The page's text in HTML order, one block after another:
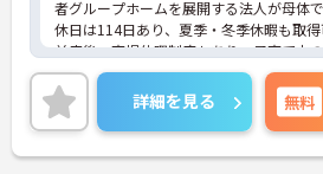
者グループホームを展開する法人が母体
休日は114日あり、夏季・冬季休暇も取得
前産後・育児休暇制度もあり、子育て中
活躍中で、ワークライフバランスを大切
働ける環境が整っています。研修制度や外
の受講支援もあり、スキルアップもしっ
ト。将来的には管理者やエリアマネージ
ャリアアップも目指せます。20代から60
詳細を見る 無料